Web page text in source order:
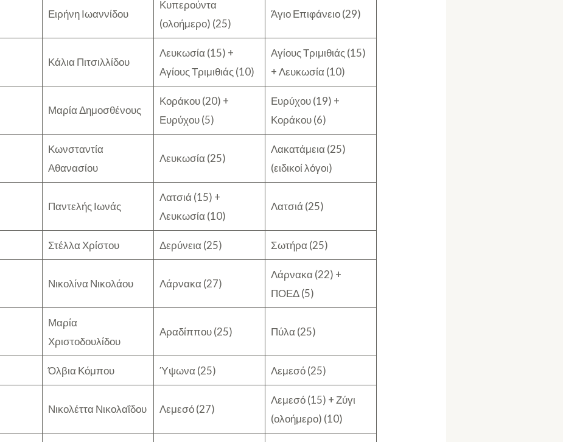
Ειρήνη Ιωαννίδου
Κυπερούντα
(ολοήμερο) (25)
Άγιο Επιφάνειο (29)
Κάλια Πιτσιλλίδου
Λευκωσία (15) +
Αγίους Τριμιθιάς (10)
Αγίους Τριμιθιάς (15)
+ Λευκωσία (10)
Μαρία Δημοσθένους
Κοράκου (20) +
Ευρύχου (5)
Ευρύχου (19) +
Κοράκου (6)
Κωνσταντία
Αθανασίου
Λευκωσία (25)
Λακατάμεια (25)
(ειδικοί λόγοι)
Παντελής Ιωνάς
Λατσιά (15) +
Λευκωσία (10)
Λατσιά (25)
Στέλλα Χρίστου Δερύνεια (25) Σωτήρα (25)
Νικολίνα Νικολάου Λάρνακα (27)
Λάρνακα (22) +
ΠΟΕΔ (5)
Μαρία
Χριστοδουλίδου
Αραδίππου (25) Πύλα (25)
Όλβια Κόμπου Ύψωνα (25) Λεμεσό (25)
Νικολέττα Νικολαΐδου Λεμεσό (27)
Λεμεσό (15) + Ζύγι
(ολοήμερο) (10)